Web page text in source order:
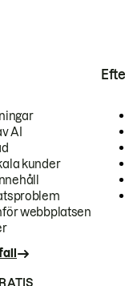
AI
kunder
webbplatsen